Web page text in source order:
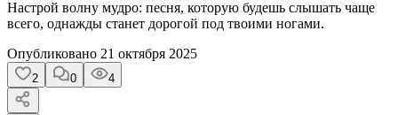
Настрой волну мудро: песня, которую будешь слышать чаще
всего, однажды станет дорогой под твоими ногами.
Опубликовано 21 октября 2025
2 0 4